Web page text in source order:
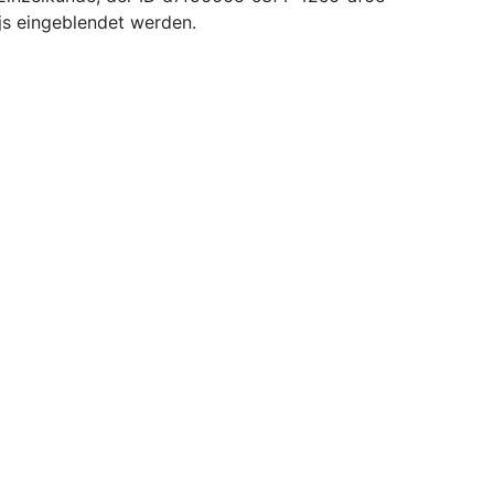
eingeblendet werden.